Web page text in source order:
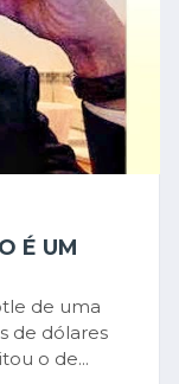
É UM
de uma
de dólares
o de...